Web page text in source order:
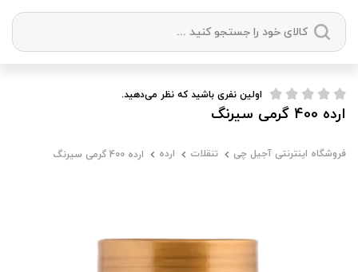
دسته بندی ها
میوه خشک
فروشگاه اینترنتی آجیل چی تنقلات ارده ارده 400 گرمی سیرنگ
اولین نفری باشید که نظر می‌دهید.
ارده 400 گرمی سیرنگ